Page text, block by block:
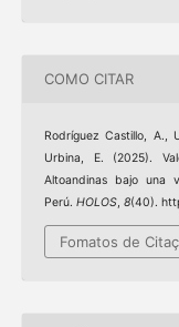
COMO CITAR
Rodríguez Castillo,
Urbina, E. (2025).
Altoandinas bajo una
Perú. HOLOS, 8(40).
Fomatos de